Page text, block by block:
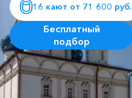
16 кают от 71 600 руб.
Бесплатный
подбор